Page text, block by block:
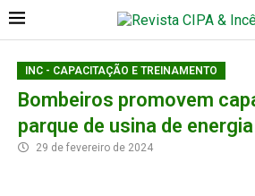
INC - CAPACITAÇÃO E TREINAMENTO
Bombeiros promovem
parque de usina de
29 de fevereiro de 2024